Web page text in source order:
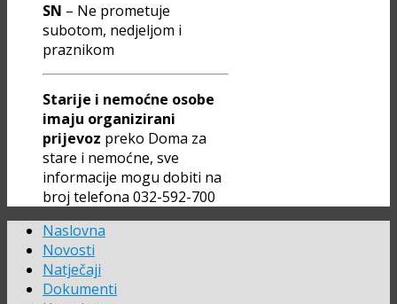
SN – Ne prometuje
subotom, nedjeljom i
praznikom
Starije i nemoćne osobe
imaju organizirani
prijevoz preko Doma za
stare i nemoćne, sve
informacije mogu dobiti na
broj telefona 032-592-700
Naslovna
Novosti
Natječaji
Dokumenti